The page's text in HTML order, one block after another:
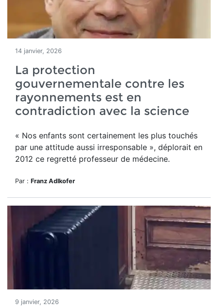
14 janvier, 2026
La protection
gouvernementale contre les
rayonnements est en
contradiction avec la science
« Nos enfants sont certainement les plus touchés
par une attitude aussi irresponsable », déplorait en
2012 ce regretté professeur de médecine.
Par : Franz Adlkofer
9 janvier, 2026